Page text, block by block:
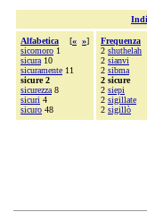
Alfabetica [« »]
sicomoro 1
sicura 10
sicuramente 11
sicure 2
sicurezza 8
sicuri 4
sicuro 48
Frequenza
2 shuthelah
2 sianvi
2 sibma
2 sicure
2 siepi
2 sigillate
2 sigillò